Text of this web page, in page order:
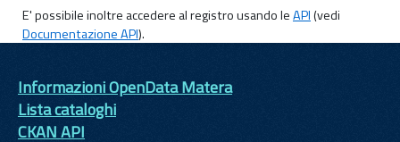
E' possibile inoltre accedere al registro usando leAPI(vedi
Documentazione API).
Informazioni OpenData Matera
Lista cataloghi
CKAN API